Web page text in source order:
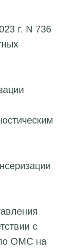
г. N 736
с
по ОМС на